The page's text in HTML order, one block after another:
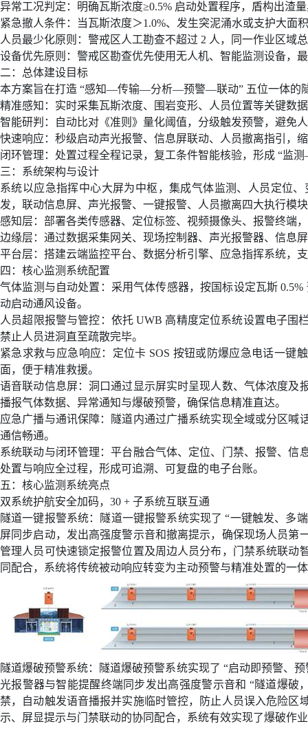
2026年08月06日-铁路智慧运维资讯日报
2026年08月06日-烟草IT运维资讯日报
2026年08月05日-金支点IT运维资讯日报
2026年08月05日-金支点铁路智慧运维资讯日报
2026年08月05日-金支点烟草IT运维资讯日报
20260804-金支点IT运维资讯日报
20260804-金支点铁路智慧运维资讯日报
20260804-金支点烟草IT运维资讯日报
2026年08月03日-金支点IT运维资讯日报
2026年08月03日-金支点铁路智慧运维资讯日报
2026年08月03日-金支点烟草IT运维资讯日报
2026年08月02日-金支点IT运维资讯日报
2026年08月02日-金支点铁路智慧运维资讯日报
异常工况判定：明确瓦斯浓度≥0.5% 启动处置程序，盾构出渣
紧急撤人条件：当瓦斯浓度＞1.0%、发生突泥涌水或支护大面
人员最少化原则：警戒区人工勘查不超过 2 人，同一作业区域
设备优先原则：警戒区勘查优先使用无人机、智能监测设备，
二：总体建设目标
本方案旨在打造 “感知—传输—分析—预警—联动” 五位一体的
精准感知：实时采集瓦斯浓度、围岩变形、人员位置等关键数
智能研判：自动比对《准则》量化阈值，分级触发预警，避免
快速响应：秒级启动声光报警、信息屏联动、人员撤离指引，
闭环管理：处置过程全程记录，复工条件智能核验，形成 “监测
三：系统架构与设计
系统以应急指挥中心大屏为中枢，集成气体监测、人员定位
发，联动信息屏、声光报警、一键报警、人员撤离四大执行模
感知层：部署各类传感器、定位标签、视频摄像头、报警终端
边缘层：通过数据采集网关、现场控制器、声光报警器、信息
平台层：搭建云端监控平台、数据分析引擎、应急指挥系统，
四：核心监测系统配置
气体监测与自动处置：采用气体传感器，按国标设定瓦斯 0.5%
动启动通风设备。
人员超限报警与管控：依托 UWB 高精度定位系统设置电子围
禁止人员进洞直至疏散完毕。
紧急求救与应急响应：定位卡 SOS 按钮或防爆应急电话一键
面，便于精准救援。
语音联动信息屏：洞口通过显示屏实时呈现人数、气体浓度
播报气体数据、异常通知与爆破预警，确保信息精准直达。
应急广播与通讯保障：隧道内通过广播系统实现全域或分区
通信畅通。
系统联动与闭环管理：平台融合气体、定位、门禁、报警、
处置与响应全过程，形成可追溯、可复盘的电子台账。
五：核心监测系统亮点
双系统护航安全加码， 30 + 子系统互联互通
隧道一键报警系统：隧道一键报警系统实现了 “一键触发、多
屏同步启动，发出高强度警示音和撤离提示，确保现场人员
管理人员可快速锁定报警位置及周边人员分布，门禁系统联
同配合，系统将传统被动响应转变为主动预警与精准处置的一
隧道爆破预警系统：隧道爆破预警系统实现了 “启动即预警、预
光报警器与智能提醒终端同步发出高强度警示音和 “隧道爆破
禁，自动触发语音播报并实施临时管控，防止人员误入危险
示、屏显提示与门禁联动的协同配合，系统有效实现了爆破作